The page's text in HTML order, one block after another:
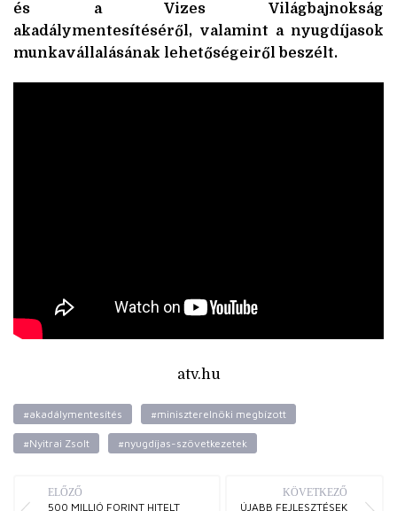
és a Vizes Világbajnokság
akadálymentesítéséről, valamint a nyugdíjasok
munkavállalásának lehetőségeiről beszélt.
atv.hu
#akadálymentesítés #miniszterelnöki megbízott
#Nyitrai Zsolt #nyugdíjas-szövetkezetek
ELŐZŐ
500 MILLIÓ FORINT HITELT
KÖVETKEZŐ
ÚJABB FEJLESZTÉSEK